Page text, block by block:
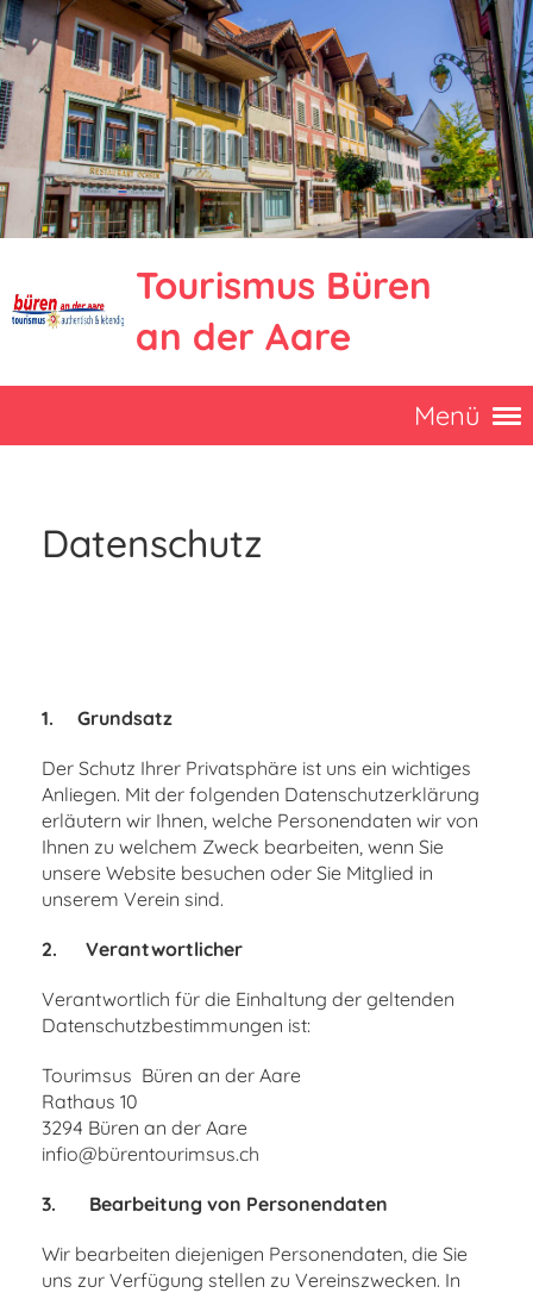
Tourismus Büren
an der Aare
Menü
Datenschutz
1. Grundsatz
Der Schutz Ihrer Privatsphäre ist uns ein wichtiges
Anliegen. Mit der folgenden Datenschutzerklärung
erläutern wir Ihnen, welche Personendaten wir von
Ihnen zu welchem Zweck bearbeiten, wenn Sie
unsere Website besuchen oder Sie Mitglied in
unserem Verein sind.
2. Verantwortlicher
Verantwortlich für die Einhaltung der geltenden
Datenschutzbestimmungen ist:
Tourimsus Büren an der Aare
Rathaus 10
3294 Büren an der Aare
infio@bürentourimsus.ch
3. Bearbeitung von Personendaten
Wir bearbeiten diejenigen Personendaten, die Sie
uns zur Verfügung stellen zu Vereinszwecken. In